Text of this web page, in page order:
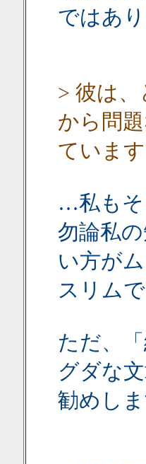
ではあり
> 彼は
から問
ています
…私もそ
勿論私
い方が
スリム
ただ、
グダな
勧めしま